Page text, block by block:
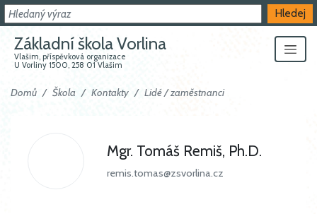
Hledat
Hledej
Základní škola Vorlina
Vlašim, příspěvková organizace
U Vorliny 1500, 258 01 Vlašim
Domů Škola Kontakty Lidé / zaměstnanci
Mgr. Tomáš Remiš, Ph.D.
remis.tomas@zsvorlina.cz